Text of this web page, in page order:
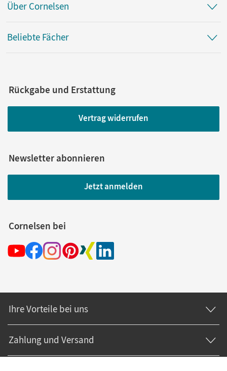
Über Cornelsen
Beliebte Fächer
Rückgabe und Erstattung
Vertrag widerrufen
Newsletter abonnieren
Jetzt anmelden
Cornelsen bei
Ihre Vorteile bei uns
Zahlung und Versand